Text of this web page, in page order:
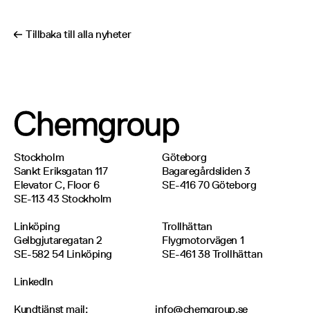
Tillbaka till alla nyheter
Stockholm
Sankt Eriksgatan 117
Elevator C, Floor 6
SE-113 43 Stockholm
Göteborg
Bagaregårdsliden 3
SE-416 70 Göteborg
Linköping
Gelbgjutaregatan 2
SE-582 54 Linköping
Trollhättan
Flygmotorvägen 1
SE-461 38 Trollhättan
LinkedIn
Kundtjänst mail: info@chemgroup.se